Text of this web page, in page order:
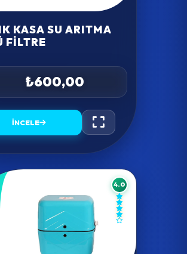
KASA SU ARITMA
FILTRE
₺600,00
İNCELE
4.0